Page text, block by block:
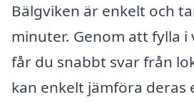
Bälgviken är enkelt och
minuter. Genom att fylla
får du snabbt svar från
kan enkelt jämföra deras